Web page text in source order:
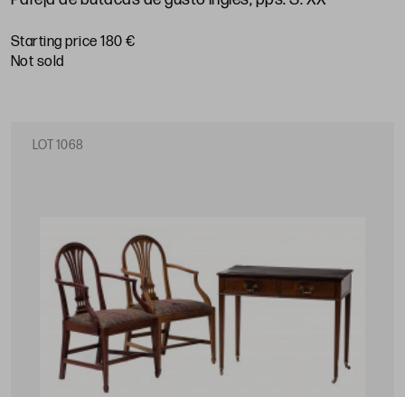
Starting price 180 €
not sold
LOT 1068